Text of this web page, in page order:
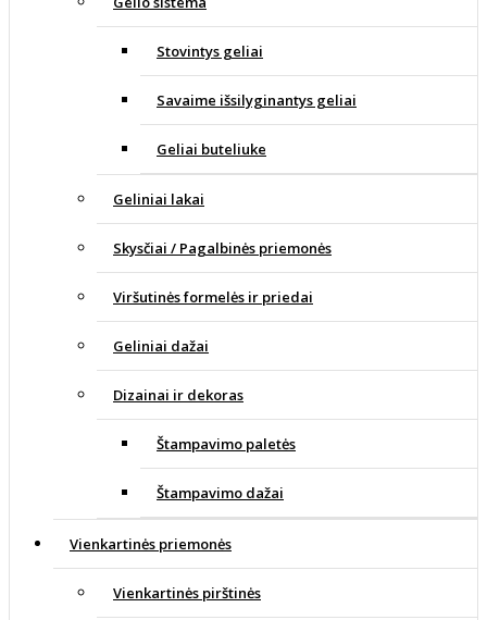
Stovintys geliai
Savaime išsilyginantys geliai
Geliai buteliuke
Geliniai lakai
Skysčiai / Pagalbinės priemonės
Viršutinės formelės ir priedai
Geliniai dažai
Dizainai ir dekoras
Štampavimo paletės
Štampavimo dažai
Vienkartinės priemonės
Vienkartinės pirštinės